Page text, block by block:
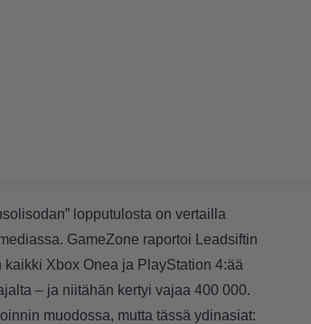
lopputulosta on vertailla
GameZone raportoi Leadsiftin
Xbox Onea ja PlayStation 4:ää
– ja niitähän kertyi vajaa 400 000.
muodossa, mutta tässä ydinasiat: